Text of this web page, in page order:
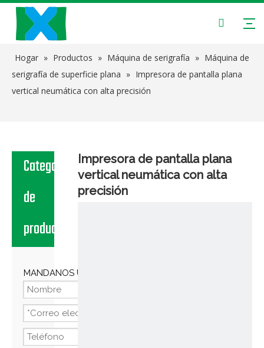
Hogar » Productos » Máquina de serigrafía » Máquina de
serigrafía de superficie plana » Impresora de pantalla plana
vertical neumática con alta precisión
Categoria
de
producto
MANDANOS UN MENSAJE
Impresora de pantalla plana
vertical neumática con alta
precisión